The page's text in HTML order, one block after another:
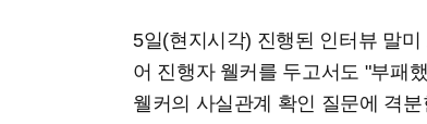
5일(현지시각) 진행된 인터뷰 말
어 진행자 웰커를 두고서도 "부패
웰커의 사실관계 확인 질문에 격